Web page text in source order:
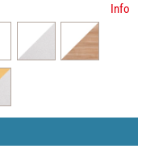
Info